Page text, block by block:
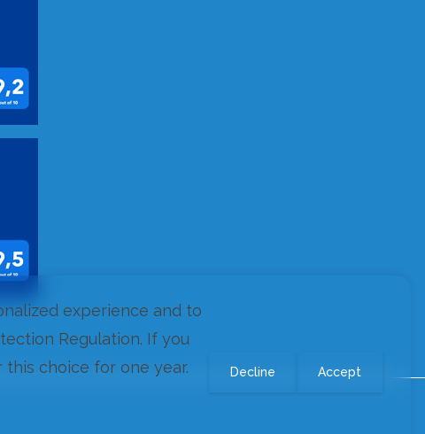
experience and to
Regulation. If you
choice for one year.
Decline Accept